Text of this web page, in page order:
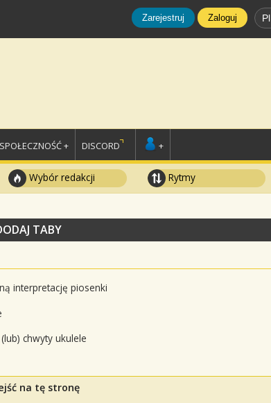
Zarejestruj Zaloguj Pl
SPOŁECZNOŚĆ + DISCORD +
Wybór redakcji Rytmy
TABY
interpretację piosenki
chwyty ukulele
na tę stronę